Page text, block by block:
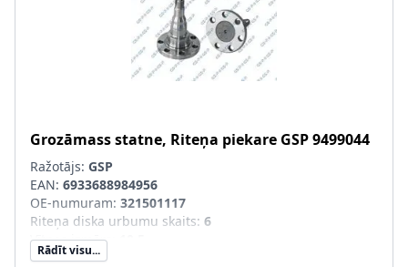
Grozāmass statne, Riteņa piekare GSP9499044
Ražotājs: GSP
EAN: 6933688984956
OE-numuram: 321501117
Riteņa diska urbumu skaits: 6
Vītnes izmērs
Ārējais diametrs [mm]
Rādīt visu...